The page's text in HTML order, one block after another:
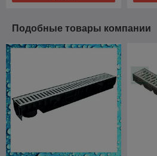
Подобные товары компании